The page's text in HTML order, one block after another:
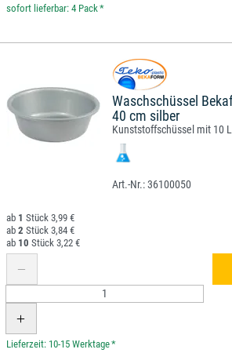
*
Waschschüssel
40 cm silber
Kunststoffschüssel mit 10
36100050
1
3,99 €
2
3,84 €
10
3,22 €
*